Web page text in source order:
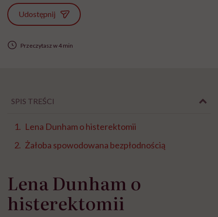
Udostępnij
Przeczytasz w 4 min
SPIS TREŚCI
Lena Dunham o histerektomii
Żałoba spowodowana bezpłodnością
Lena Dunham o
histerektomii